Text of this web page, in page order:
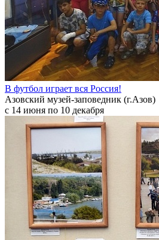
В футбол играет вся Россия!
Азовский музей-заповедник (г.Азов)
с 14 июня по 10 декабря